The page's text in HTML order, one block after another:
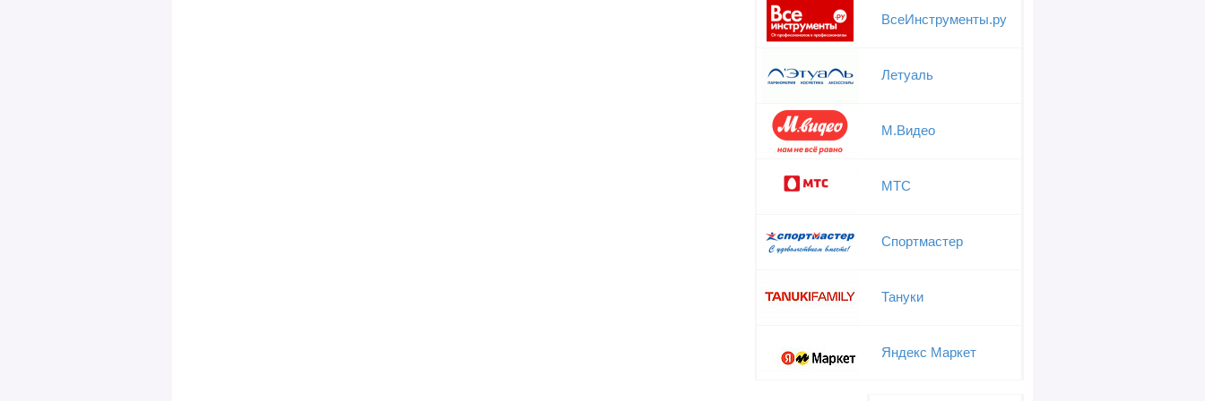
ВсеИнструменты.ру
Летуаль
М.Видео
МТС
Спортмастер
Тануки
Яндекс Маркет